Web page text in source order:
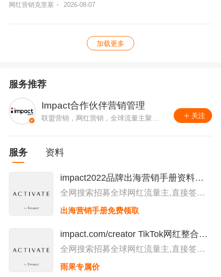
网红营销克里塞 · 2026-08-07
加载更多
服务推荐
Impact合作伙伴营销管理
联盟营销，网红营销，全球流量主聚合
关注
服务 资料
impact2022品牌出海营销手册资料领
取
全网搜索招募全球网红流量主,直接签约
合作，高效自主,所有绩效都可追踪，灵
活支付佣金,深度数据洞察，优化预算与
出海营销手册免费领取
impact.com/creator TikTok网红整合营
销平台服务
全网搜索招募全球网红流量主,直接签约
合作，高效自主,所有绩效都可追踪，灵
活支付佣金,深度数据洞察，优化预算与
雨果专属价